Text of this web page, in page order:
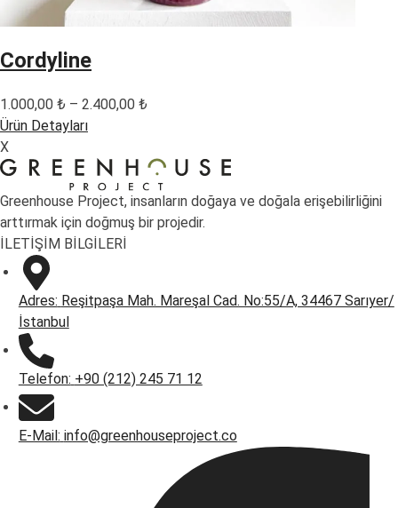
Cordyline
1.000,00 ₺ – 2.400,00 ₺
-
2.400,00 ₺
Ürün Detayları
X
Greenhouse Project, insanların doğaya ve doğala erişebilirliğini
arttırmak için doğmuş bir projedir.
İLETİŞİM BİLGİLERİ
Adres: Reşitpaşa Mah. Mareşal Cad. No:55/A, 34467 Sarıyer/
İstanbul
Telefon: +90 (212) 245 71 12
E-Mail: info@greenhouseproject.co